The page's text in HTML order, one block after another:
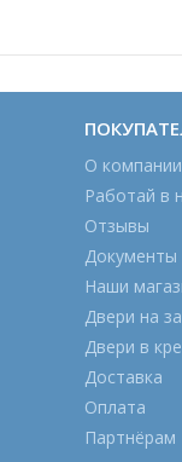
О компании
Работай в
Отзывы
Документы
Наши
Двери на
Двери в
Доставка
Оплата
Партнёрам